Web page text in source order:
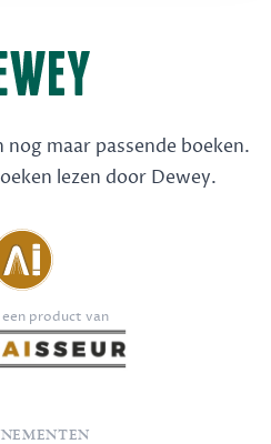
nog maar passende boeken.
lezen door Dewey.
een product van